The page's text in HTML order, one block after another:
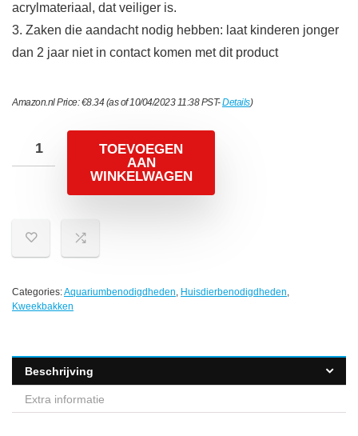
acrylmateriaal, dat veiliger is.
3. Zaken die aandacht nodig hebben: laat kinderen jonger
dan 2 jaar niet in contact komen met dit product
Amazon.nl Price:€8.34(as of 10/04/2023 11:38 PST-Details)
TOEVOEGEN
AAN
WINKELWAGEN
Categories:Aquariumbenodigdheden, Huisdierbenodigdheden,
Kweekbakken
Beschrijving
Extra informatie